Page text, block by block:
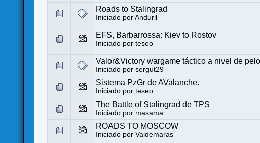
Roads to Stalingrad
Iniciado porAnduril
EFS, Barbarrossa: Kiev to Rostov
Iniciado porteseo
Valor&Victory wargame táctico a nivel de
Iniciado porsergut29
Sistema PzGr de AValanche.
Iniciado porteseo
The Battle of Stalingrad de TPS
Iniciado por masama
ROADS TO MOSCOW
Iniciado porValdemaras